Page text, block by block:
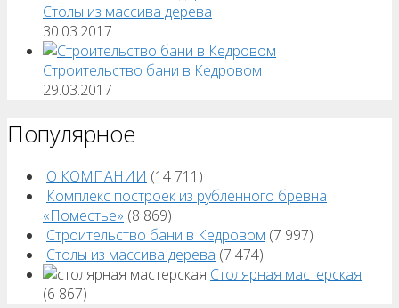
Столы из массива дерева
30.03.2017
Строительство бани в Кедровом
29.03.2017
Популярное
О КОМПАНИИ (14 711)
Комплекс построек из рубленного бревна
«Поместье» (8 869)
Строительство бани в Кедровом (7 997)
Столы из массива дерева (7 474)
Столярная мастерская
(6 867)